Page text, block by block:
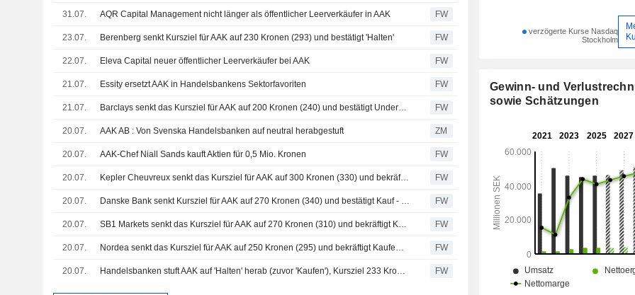
31.07. AQR Capital Management nicht länger als öffentlicher Leerverkäufer in AAK FW
23.07. Berenberg senkt Kursziel für AAK auf 230 Kronen (293) und bestätigt 'Halten' FW
22.07. Eleva Capital neuer öffentlicher Leerverkäufer bei AAK FW
21.07. Essity ersetzt AAK in Handelsbankens Sektorfavoriten FW
21.07. Barclays senkt das Kursziel für AAK auf 200 Kronen (240) und bestätigt Underweight - BN FW
20.07. AAK AB : Von Svenska Handelsbanken auf neutral herabgestuft ZM
20.07. AAK-Chef Niall Sands kauft Aktien für 0,5 Mio. Kronen FW
20.07. Kepler Cheuvreux senkt das Kursziel für AAK auf 300 Kronen (330) und bekräftigt Kaufempfehlung FW
20.07. Danske Bank senkt Kursziel für AAK auf 270 Kronen (340) und bestätigt Kauf - BN FW
20.07. SB1 Markets senkt das Kursziel für AAK auf 270 Kronen (310) und bekräftigt Kaufempfehlung FW
20.07. Nordea senkt das Kursziel für AAK auf 250 Kronen (295) und bekräftigt Kaufempfehlung FW
20.07. Handelsbanken stuft AAK auf 'Halten' herab (zuvor 'Kaufen'), Kursziel 233 Kronen (300) FW
verzögerte Kurse Nasdaq
Stockholm
Gewinn- und
sowie Schätzungen